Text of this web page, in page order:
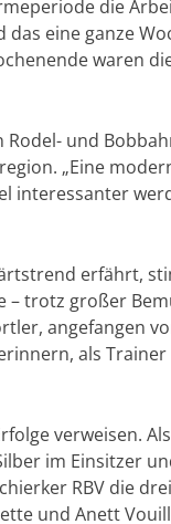
die
eine ganze
waren
und
„Eine
erfährt,
– trotz großer
angefangen
als
verweisen.
im Einsitzer
RBV die
und Anett